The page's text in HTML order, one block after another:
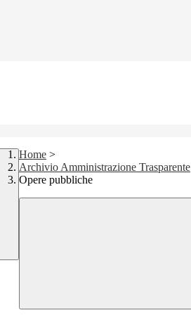
Home >
Archivio Amministrazione Trasparente
Opere pubbliche